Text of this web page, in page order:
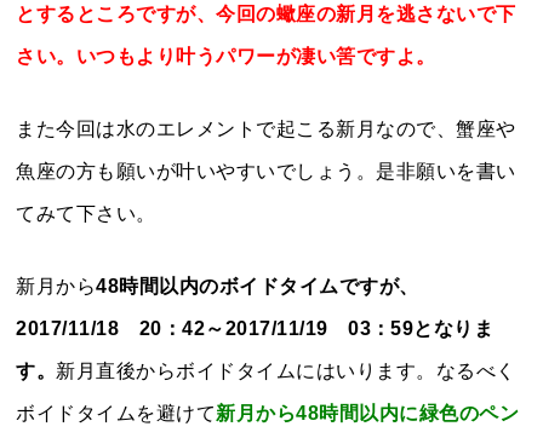
とするところですが、今回の蠍座の新月を逃さないで下
さい。いつもより叶うパワーが凄い筈ですよ。
また今回は水のエレメントで起こる新月なので、蟹座や
魚座の方も願いが叶いやすいでしょう。是非願いを書い
てみて下さい。
新月から48時間以内のボイドタイムですが、
2017/11/18 20：42～2017/11/19 03：59となりま
す。 新月直後からボイドタイムにはいります。なるべく
ボイドタイムを避けて新月から48時間以内に緑色のペン